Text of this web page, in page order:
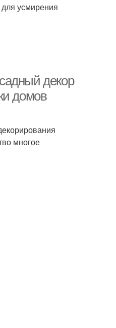
усмирения
декор
домов
многое